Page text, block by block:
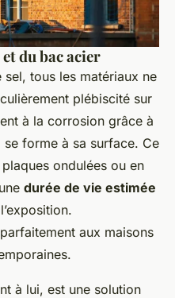
du bac acier
sel, tous les matériaux ne
plébiscité sur
à la corrosion grâce à
forme à sa surface. Ce
ondulées ou en
durée de vie estimée
aux maisons
à lui, est une solution